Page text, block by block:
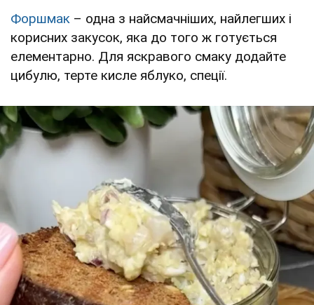
Форшмак – одна з найсмачніших, найлегших і
корисних закусок, яка до того ж готується
елементарно. Для яскравого смаку додайте
цибулю, терте кисле яблуко, спеції.